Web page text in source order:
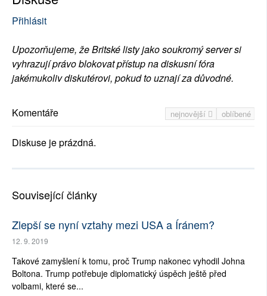
Přihlásit
Upozorňujeme, že Britské listy jako soukromý server si
vyhrazují právo blokovat přístup na diskusní fóra
jakémukoliv diskutérovi, pokud to uznají za důvodné.
nejnovější oblíbené
Komentáře
Diskuse je prázdná.
Související články
Zlepší se nyní vztahy mezi USA a Íránem?
12. 9. 2019
Takové zamyšlení k tomu, proč Trump nakonec vyhodil Johna
Boltona. Trump potřebuje diplomatický úspěch ještě před
volbami, které se...